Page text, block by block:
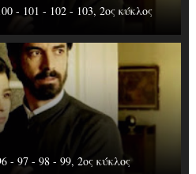
- 101 - 102 - 103, 2ος κύκλος
- 97 - 98 - 99, 2ος κύκλος